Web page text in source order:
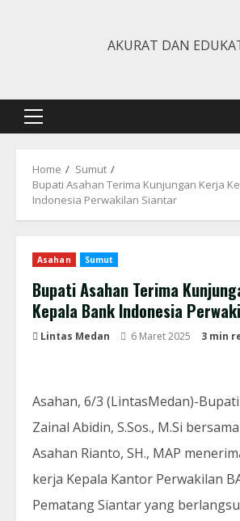
AKURAT DAN
Primary
Home
Sumut
Bupati Asahan Terima Kunjungan Kerja
Indonesia Perwakilan Siantar
Asahan Sumut
Bupati Asahan Terima
Kepala Bank Indonesia
Lintas Medan 6 Maret 2025 3 min
Asahan, 6/3 (LintasMedan)-
Zainal Abidin, S.Sos., M.Si
Asahan Rianto, SH., MAP
kerja Kepala Kantor Perwakilan
Pematang Siantar yang